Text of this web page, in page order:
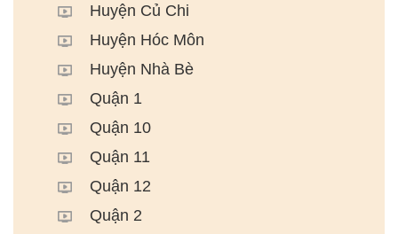
Huyện Củ Chi
Huyện Hóc Môn
Huyện Nhà Bè
Quận 1
Quận 10
Quận 11
Quận 12
Quận 2